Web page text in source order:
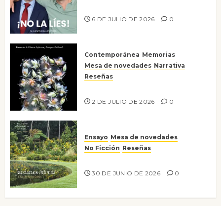
6 DE JULIO DE 2026 0
Contemporánea Memorias
Mesa de novedades Narrativa
Reseñas
2 DE JULIO DE 2026 0
Ensayo Mesa de novedades
No Ficción Reseñas
30 DE JUNIO DE 2026 0